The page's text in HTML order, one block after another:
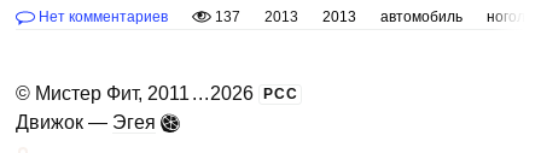
Нет комментариев 137 2013 2013 автомобиль ноголук
© Мистер Фит, 2011 ...2026 РСС
Движок — Эгея